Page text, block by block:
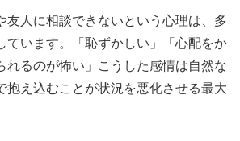
友人に相談できないという心理は、多
ています。「恥ずかしい」「心配をか
れるのが怖い」こうした感情は自然な
抱え込むことが状況を悪化させる最大